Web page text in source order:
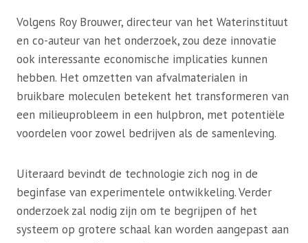
Volgens Roy Brouwer, directeur van het Waterinstituut
en co-auteur van het onderzoek, zou deze innovatie
ook interessante economische implicaties kunnen
hebben. Het omzetten van afvalmaterialen in
bruikbare moleculen betekent het transformeren van
een milieuprobleem in een hulpbron, met potentiële
voordelen voor zowel bedrijven als de samenleving.
Uiteraard bevindt de technologie zich nog in de
beginfase van experimentele ontwikkeling. Verder
onderzoek zal nodig zijn om te begrijpen of het
systeem op grotere schaal kan worden aangepast aan